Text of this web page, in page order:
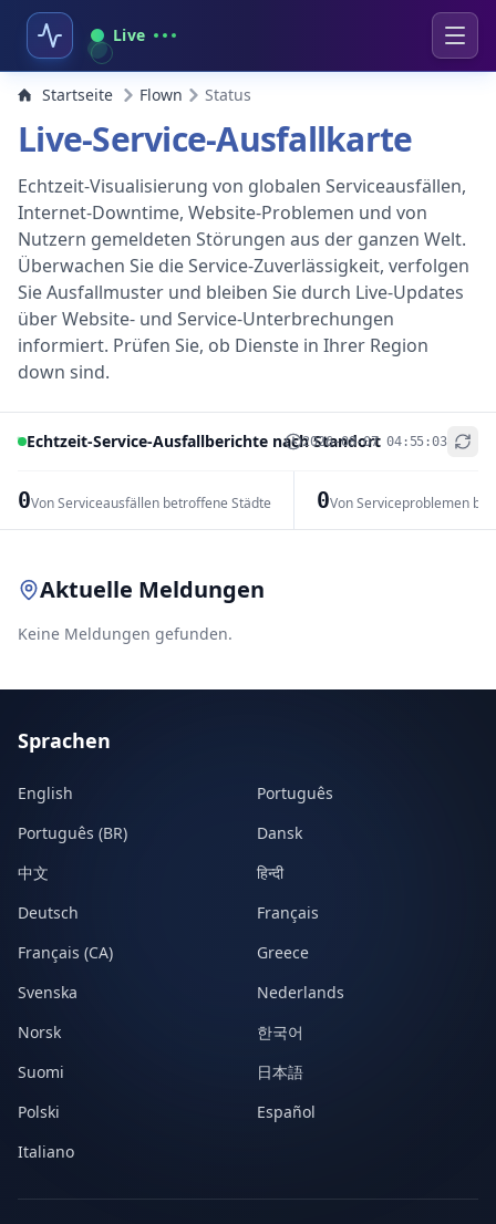
Live
Startseite Flown Status
Live-Service-Ausfallkarte
Echtzeit-Visualisierung von globalen Serviceausfällen,
Internet-Downtime, Website-Problemen und von
Nutzern gemeldeten Störungen aus der ganzen Welt.
Überwachen Sie die Service-Zuverlässigkeit, verfolgen
Sie Ausfallmuster und bleiben Sie durch Live-Updates
über Website- und Service-Unterbrechungen
informiert. Prüfen Sie, ob Dienste in Ihrer Region
down sind.
Echtzeit-Service-Ausfallberichte nach Standort
2026-08-07 04:55:03
0Von Serviceausfällen betroffene Städte 0Von Serviceproblemen
+
Aktuelle Meldungen
Keine Meldungen gefunden.
Sprachen
English
Português
Português (BR)
Dansk
中文
हिन्दी
Deutsch
Français
Français (CA)
Greece
Svenska
Nederlands
Norsk
한국어
Suomi
日本語
Polski
Español
Italiano